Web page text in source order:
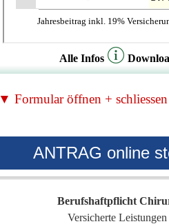
Alle Infos
▼ Formular öffnen +
ANTRAG online
Berufshaftpflicht
Versicherte Leistungen